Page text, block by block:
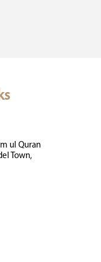
ul Quran
Town,